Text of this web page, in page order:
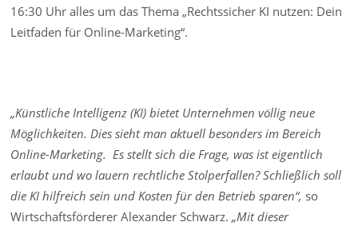
16:30 Uhr alles um das Thema „Rechtssicher KI nutzen: Dein
Leitfaden für Online-Marketing“.
„Künstliche Intelligenz (KI) bietet Unternehmen völlig neue
Möglichkeiten. Dies sieht man aktuell besonders im Bereich
Online-Marketing. Es stellt sich die Frage, was ist eigentlich
erlaubt und wo lauern rechtliche Stolperfallen? Schließlich soll
die KI hilfreich sein und Kosten für den Betrieb sparen“, so
Wirtschaftsförderer Alexander Schwarz.„Mit dieser